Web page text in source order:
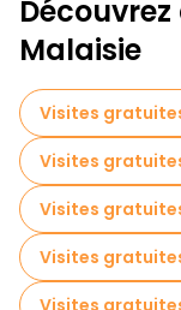
Visites de
Excursions
Visites
Tours à vélo à
Visites
Visites
Malaisie
Visites
Visites
Visites
Visites
Visites